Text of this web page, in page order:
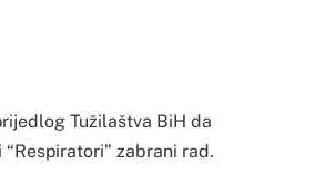
Tužilaštva BiH da
zabrani rad.